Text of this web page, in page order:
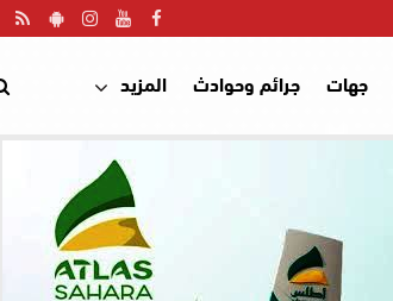
جهات جرائم وحوادث المزيد